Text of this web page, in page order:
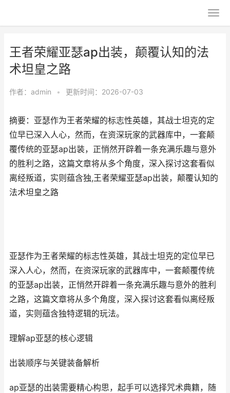
王者荣耀亚瑟ap出装，颠覆认知的法
术坦皇之路
作者： admin • 更新时间：2026-07-03
摘要：亚瑟作为王者荣耀的标志性英雄，其战士坦克的定
位早已深入人心，然而，在资深玩家的武器库中，一套颠
覆传统的亚瑟ap出装，正悄然开辟着一条充满乐趣与意外
的胜利之路，这篇文章将从多个角度，深入探讨这套看似
离经叛道，实则蕴含独,王者荣耀亚瑟ap出装，颠覆认知的
法术坦皇之路
亚瑟作为王者荣耀的标志性英雄，其战士坦克的定位早已
深入人心，然而，在资深玩家的武器库中，一套颠覆传统
的亚瑟ap出装，正悄然开辟着一条充满乐趣与意外的胜利
之路，这篇文章将从多个角度，深入探讨这套看似离经叛
道，实则蕴含独特逻辑的玩法。
理解ap亚瑟的核心逻辑
出装顺序与关键装备解析
ap亚瑟的出装需要精心构思，起手可以选择咒术典籍，随